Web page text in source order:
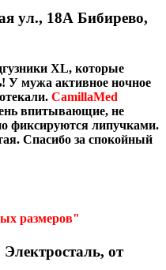
ул., 18А Бибирево,
XL, которые
У мужа активное ночное
CamillaMed
впитывающие, не
фиксируются липучками.
Спасибо за спокойный
размеров"
от